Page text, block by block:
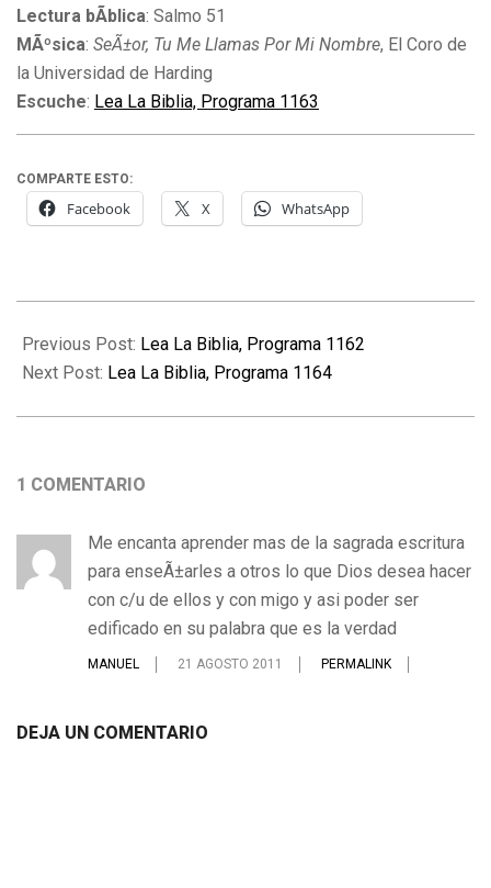
Lectura bÃ­blica: Salmo 51
MÃºsica: SeÃ±or, Tu Me Llamas Por Mi Nombre, El Coro de
la Universidad de Harding
Escuche: Lea La Biblia, Programa 1163
COMPARTE ESTO:
Facebook X WhatsApp
08-
10
Previous Post: Lea La Biblia, Programa 1162
Next Post: Lea La Biblia, Programa 1164
1 COMENTARIO
Me encanta aprender mas de la sagrada escritura
para enseÃ±arles a otros lo que Dios desea hacer
con c/u de ellos y con migo y asi poder ser
edificado en su palabra que es la verdad
MANUEL 21 AGOSTO 2011 PERMALINK
DEJA UN COMENTARIO